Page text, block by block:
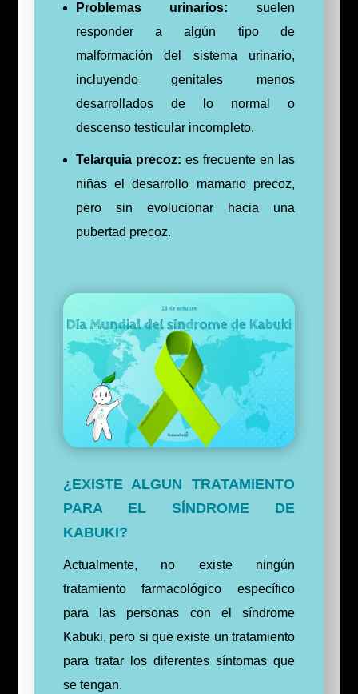
Problemas urinarios:suelen
responder a algún tipo de
malformación del sistema urinario,
incluyendo genitales menos
desarrollados de lo normal o
descenso testicular incompleto.
Telarquia precoz: es frecuente en las
niñas el desarrollo mamario precoz,
pero sin evolucionar hacia una
pubertad precoz.
¿EXISTE ALGUN TRATAMIENTO
PARA EL SÍNDROME DE
KABUKI?
Actualmente, no existe ningún
tratamiento farmacológico específico
para las personas con el síndrome
Kabuki, pero si que existe un tratamiento
para tratar los diferentes síntomas que
se tengan.